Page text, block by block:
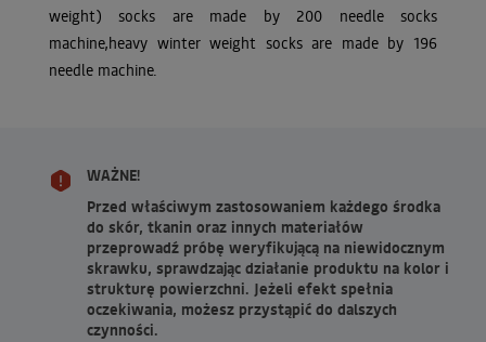
weight) socks are made by 200 needle socks
machine,heavy winter weight socks are made by 196
needle machine.
WAŻNE!
Przed właściwym zastosowaniem każdego środka
do skór, tkanin oraz innych materiałów
przeprowadź próbę weryfikującą na niewidocznym
skrawku, sprawdzając działanie produktu na kolor i
strukturę powierzchni. Jeżeli efekt spełnia
oczekiwania, możesz przystąpić do dalszych
czynności.